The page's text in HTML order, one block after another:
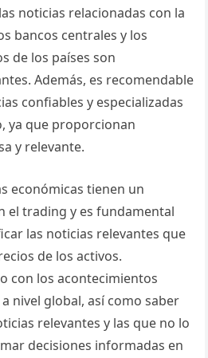
noticias relacionadas con la
bancos centrales y los
de los países son
Además, es recomendable
confiables y especializadas
ya que proporcionan
y relevante.
económicas tienen un
el trading y es fundamental
las noticias relevantes que
de los activos.
con los acontecimientos
nivel global, así como saber
relevantes y las que no lo
decisiones informadas en